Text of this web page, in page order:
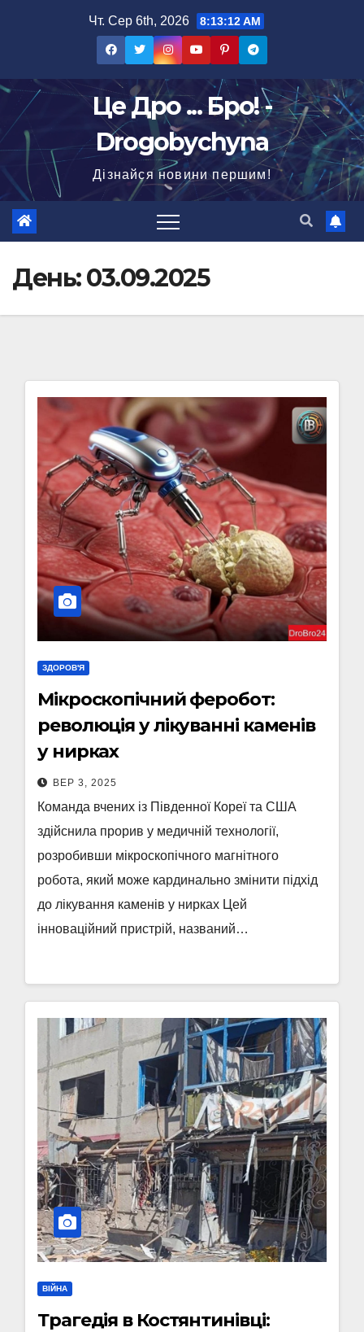
Чт. Сер 6th, 2026 8:13:14 AM
Це Дро ... Бро! -
Drogobychyna
Дізнайся новини першим!
День:03.09.2025
ЗДОРОВ'Я
Мікроскопічний феробот:
революція у лікуванні каменів
у нирках
ВЕР 3, 2025
Команда вчених із Південної Кореї та США
здійснила прорив у медичній технології,
розробивши мікроскопічного магнітного
робота, який може кардинально змінити підхід
до лікування каменів у нирках Цей
інноваційний пристрій, названий…
ВІЙНА
Трагедія в Костянтинівці: